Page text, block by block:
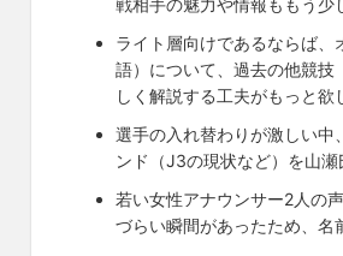
戦相手の魅力や情報ももう少
ライト層向けであるならば
語）について、過去の他競技
しく解説する工夫がもっと欲
選手の入れ替わりが激しい中
ンド（J3の現状など）を山
若い女性アナウンサー2人の
づらい瞬間があったため、名